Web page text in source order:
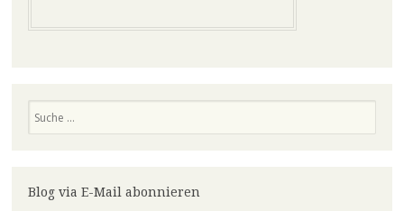
Blog via E-Mail abonnieren